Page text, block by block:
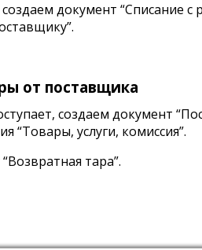
документ “Списание с
от поставщика
создаем документ
“Товары, услуги, комиссия”.
тара”.